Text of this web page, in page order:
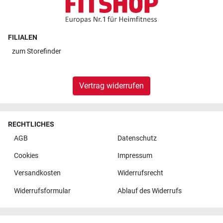
FILIALEN
zumStorefinder
Vertrag widerrufen
RECHTLICHES
AGB
Datenschutz
Cookies Impressum
Versandkosten Widerrufsrecht
Widerrufsformular Ablauf des Widerrufs